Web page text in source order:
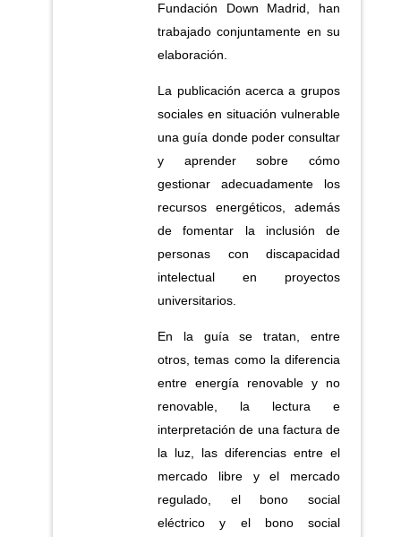
Fundación Down Madrid, han
trabajado conjuntamente en su
elaboración.
La publicación acerca a grupos
sociales en situación vulnerable
una guía donde poder consultar
y aprender sobre cómo
gestionar adecuadamente los
recursos energéticos, además
de fomentar la inclusión de
personas con discapacidad
intelectual en proyectos
universitarios.
En la guía se tratan, entre
otros, temas como la diferencia
entre energía renovable y no
renovable, la lectura e
interpretación de una factura de
la luz, las diferencias entre el
mercado libre y el mercado
regulado, el bono social
eléctrico y el bono social